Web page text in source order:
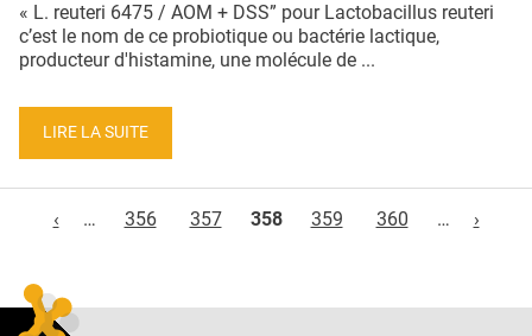
« L. reuteri 6475 / AOM + DSS” pour Lactobacillus reuteri
c’est le nom de ce probiotique ou bactérie lactique,
producteur d'histamine, une molécule de ...
LIRE LA SUITE
‹
… 356 357 358 359 360 … ›